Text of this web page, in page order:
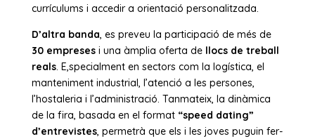
currículums i accedir a orientació personalitzada.
D’altra banda, es preveu la participació de més de
30 empresesi una àmplia oferta de llocs de treball
reals. E,specialment en sectors com la logística, el
manteniment industrial, l’atenció a les persones,
l’hostaleria i l’administració. Tanmateix, la dinàmica
de la fira, basada en el format “speed dating”
d’entrevistes, permetrà que els i les joves puguin fer-